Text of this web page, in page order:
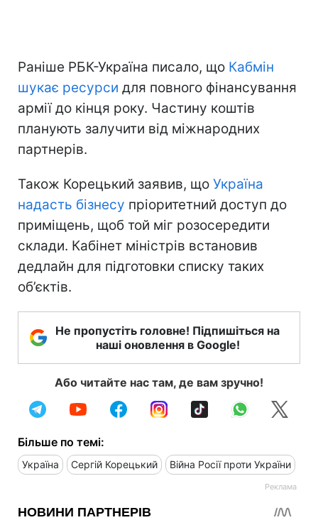
Раніше РБК-Україна писало, що Кабмін
шукає ресурси для повного фінансування
армії до кінця року. Частину коштів
планують залучити від міжнародних
партнерів.
Також Корецький заявив, що Україна
надасть бізнесу пріоритетний доступ до
приміщень, щоб той міг розосередити
склади. Кабінет міністрів встановив
дедлайн для підготовки списку таких
об’єктів.
Не пропустіть головне! Підпишіться на
наші оновлення в Google!
Або читайте нас там, де вам зручно!
Більше по темі:
Україна Сергій Корецький Війна Росії проти України